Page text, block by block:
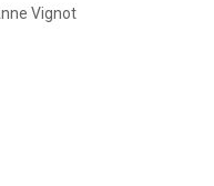
Vignot